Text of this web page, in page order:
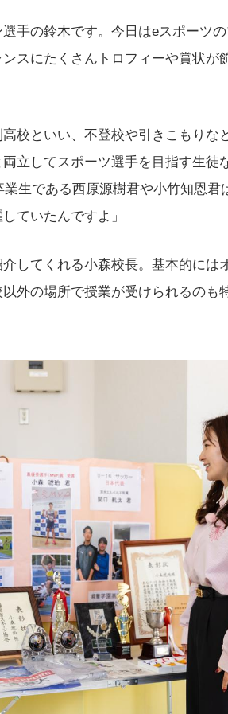
手の鈴木です。今日はeスポーツ
スにたくさんトロフィーや賞状が
校といい、不登校や引きこもりな
立してスポーツ選手を目指す生徒
生である西原源樹君や小竹知恩君
ていたんですよ」
してくれる小森校長。基本的には
外の場所で授業が受けられるのも